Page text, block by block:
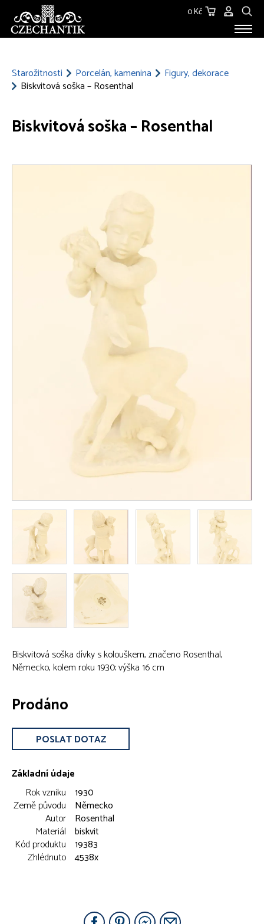
0 Kč
O NÁS
Starožitnosti Porcelán, kamenina
Figury, dekorace
Biskvitová soška – Rosenthal
Biskvitová soška – Rosenthal
Biskvitová soška dívky s kolouškem, značeno Rosenthal,
Německo, kolem roku 1930; výška 16 cm
Prodáno
POSLAT DOTAZ
Základní údaje
Rok vzniku 1930
Země původu
Německo
Autor Rosenthal
Materiál biskvit
Kód produktu 19383
Zhlédnuto 4538x